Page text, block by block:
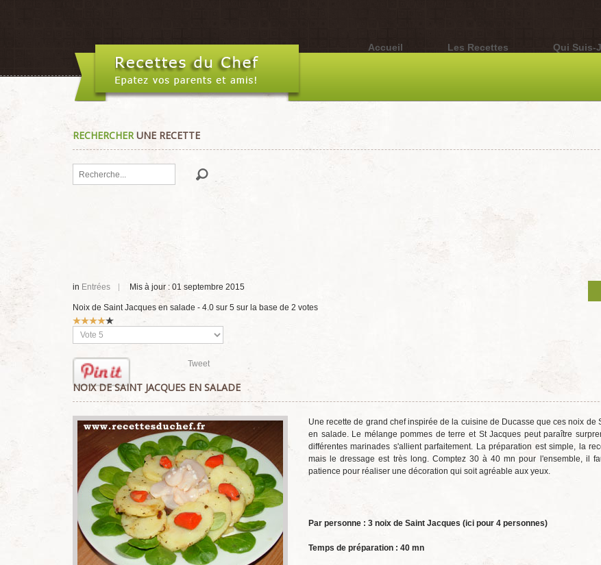
Accueil Les Recettes Qui Suis-
RECHERCHERUNE RECETTE
Rechercher
in Entrées Mis à jour : 01 septembre 2015
Noix de Saint Jacques en salade - 4.0 sur 5 sur la base de 2 votes
Vote
utilisateur:
Veuillez
voter
Tweet
NOIX DE SAINT JACQUES EN SALADE
Une recette de grand chef inspirée de la cuisine de Ducasse que ces noix de
en salade. Le mélange pommes de terre et St Jacques peut paraître
différentes marinades s'allient parfaitement. La préparation est simple, la
mais le dressage est très long. Comptez 30 à 40 mn pour l'ensemble, il
patience pour réaliser une décoration qui soit agréable aux yeux.
Par personne : 3 noix de Saint Jacques (ici pour 4 personnes)
Temps de préparation : 40 mn